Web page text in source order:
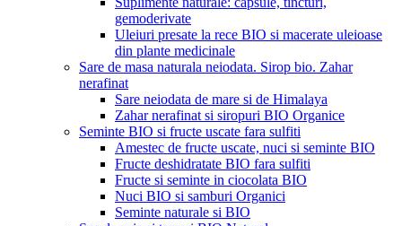
gemoderivate
Uleiuri presate la rece BIO si macerate uleioase
din plante medicinale
Sare de masa naturala neiodata. Sirop bio. Zahar
nerafinat
Sare neiodata de mare si de Himalaya
Zahar nerafinat si siropuri BIO Organice
Seminte BIO si fructe uscate fara sulfiti
Amestec de fructe uscate, nuci si seminte BIO
Fructe deshidratate BIO fara sulfiti
Fructe si seminte in ciocolata BIO
Nuci BIO si samburi Organici
Seminte naturale si BIO